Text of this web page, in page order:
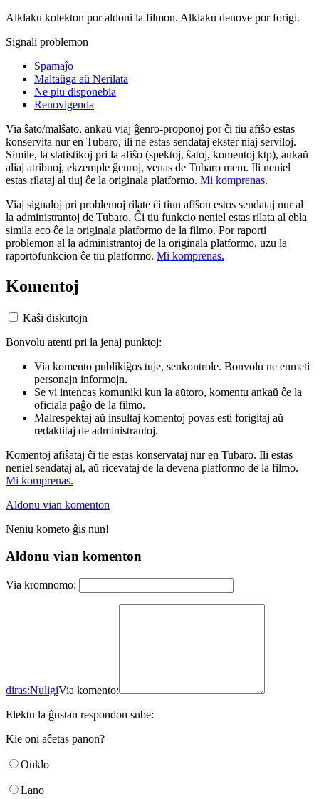
Alklaku kolekton por aldoni la filmon. Alklaku denove por forigi.
Signali problemon
Spamaĵo
Maltaŭga aŭ Nerilata
Ne plu disponebla
Renovigenda
Via ŝato/malŝato, ankaŭ viaj ĝenro-proponoj por ĉi tiu afiŝo estas
konservita nur en Tubaro, ili ne estas sendataj ekster niaj serviloj.
Simile, la statistikoj pri la afiŝo (spektoj, ŝatoj, komentoj ktp), ankaŭ
aliaj atribuoj, ekzemple ĝenroj, venas de Tubaro mem. Ili neniel
estas rilataj al tiuj ĉe la originala platformo. Mi komprenas.
Viaj signaloj pri problemoj rilate ĉi tiun afiŝon estos sendataj nur al
la administrantoj de Tubaro. Ĉi tiu funkcio neniel estas rilata al ebla
simila eco ĉe la originala platformo de la filmo. Por raporti
problemon al la administrantoj de la originala platformo, uzu la
raportofunkcion ĉe tiu platformo. Mi komprenas.
Komentoj
Kaŝi diskutojn
Bonvolu atenti pri la jenaj punktoj:
Via komento publikiĝos tuje, senkontrole. Bonvolu ne enmeti
personajn informojn.
Se vi intencas komuniki kun la aŭtoro, komentu ankaŭ ĉe la
oficiala paĝo de la filmo.
Malrespektaj aŭ insultaj komentoj povas esti forigitaj aŭ
redaktitaj de administrantoj.
Komentoj afiŝataj ĉi tie estas konservataj nur en Tubaro. Ili estas
neniel sendataj al, aŭ ricevataj de la devena platformo de la filmo.
Mi komprenas.
Aldonu vian komenton
Neniu kometo ĝis nun!
Aldonu vian komenton
Via kromnomo:
diras:NuligiVia komento:
Elektu la ĝustan respondon sube:
Kie oni aĉetas panon?
Onklo
Lano